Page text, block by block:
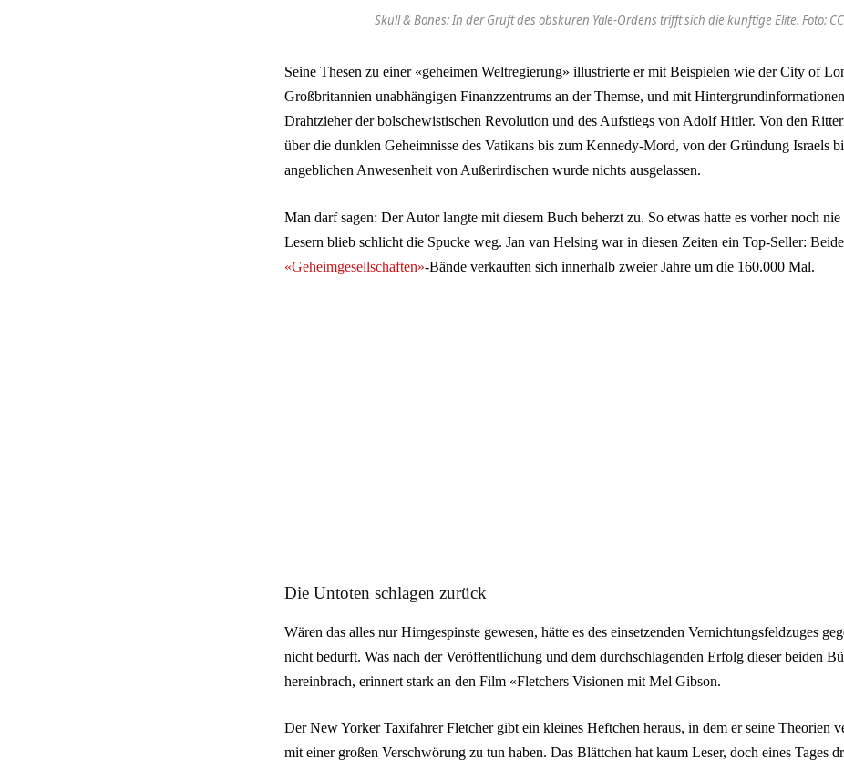
Skull & Bones: In der Gruft des obskuren Yale-Ordens trifft sich die künftige Elite. Foto:
Seine Thesen zu einer «geheimen Weltregierung» illustrierte er mit Beispielen wie der City of
Großbritannien unabhängigen Finanzzentrums an der Themse, und mit
Drahtzieher der bolschewistischen Revolution und des Aufstiegs von Adolf Hitler. Von den
über die dunklen Geheimnisse des Vatikans bis zum Kennedy-Mord, von der Gründung Israels
angeblichen Anwesenheit von Außerirdischen wurde nichts ausgelassen.
Man darf sagen: Der Autor langte mit diesem Buch beherzt zu. So etwas hatte es vorher noch nie
Lesern blieb schlicht die Spucke weg. Jan van Helsing war in diesen Zeiten ein Top-Seller: Beide
«Geheimgesellschaften»-Bände verkauften sich innerhalb zweier Jahre um die 160.000 Mal.
Die Untoten schlagen zurück
Wären das alles nur Hirngespinste gewesen, hätte es des einsetzenden Vernichtungsfeldzuges
nicht bedurft. Was nach der Veröffentlichung und dem durchschlagenden Erfolg dieser beiden
hereinbrach, erinnert stark an den Film «Fletchers Visionen mit Mel Gibson.
Der New Yorker Taxifahrer Fletcher gibt ein kleines Heftchen heraus, in dem er seine Theorien
mit einer großen Verschwörung zu tun haben. Das Blättchen hat kaum Leser, doch eines Tages